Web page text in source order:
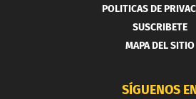
POLITICAS DE
SUSCRIBETE
MAPA DEL SITIO
SÍGUENOS